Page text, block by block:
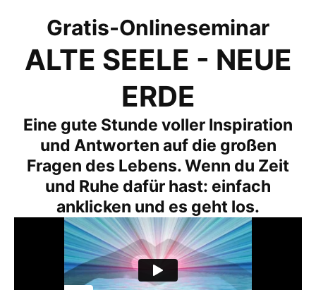
Gratis-Onlineseminar
ALTE SEELE - NEUE
ERDE
Eine gute Stunde voller Inspiration
und Antworten auf die großen
Fragen des Lebens. Wenn du Zeit
und Ruhe dafür hast: einfach
anklicken und es geht los.